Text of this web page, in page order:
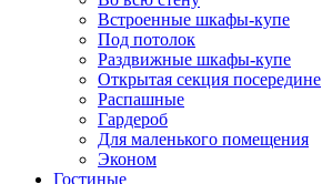
Встроенные шкафы-купе
Под потолок
Раздвижные шкафы-купе
Открытая секция посередине
Распашные
Гардероб
Для маленького помещения
Эконом
Гостиные